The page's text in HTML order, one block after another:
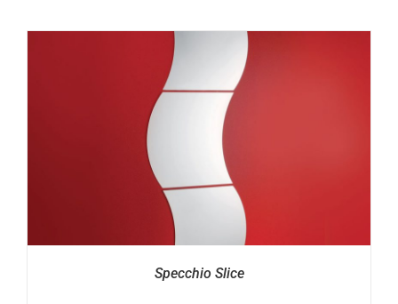
Specchio Slice